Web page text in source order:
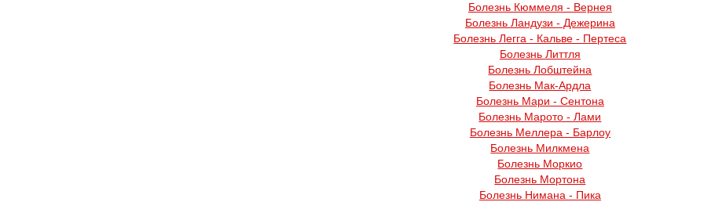
Болезнь Кюммеля - Вернея
Болезнь Ландузи - Дежерина
Болезнь Легга - Кальве - Пертеса
Болезнь Литтля
Болезнь Лобштейна
Болезнь Мак-Ардла
Болезнь Мари - Сентона
Болезнь Марото - Лами
Болезнь Меллера - Барлоу
Болезнь Милкмена
Болезнь Моркио
Болезнь Мортона
Болезнь Нимана - Пика